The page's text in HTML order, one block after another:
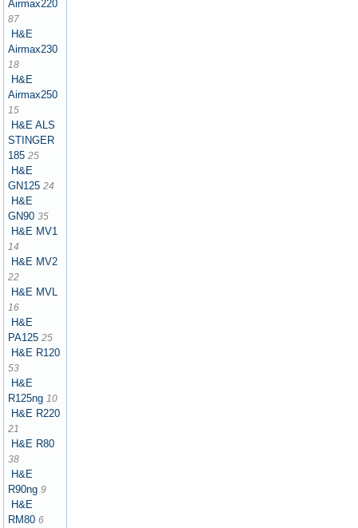
Airmax220
87
H&E
Airmax230
18
H&E
Airmax250
15
H&E ALS
STINGER
185 25
H&E
GN125 24
H&E
GN90 35
H&E MV1
14
H&E MV2
22
H&E MVL
16
H&E
PA125 25
H&E R120
53
H&E
R125ng 10
H&E R220
21
H&E R80
38
H&E
R90ng 9
H&E
RM80 6